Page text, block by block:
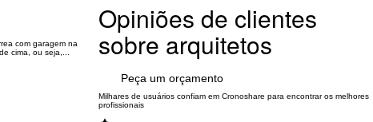
com garagem na
cima, ou seja,...
Peça um orçamento
Opiniões de clientes
sobre arquitetos
Milhares de usuários confiam em Cronoshare para encontrar os melhores
profissionais